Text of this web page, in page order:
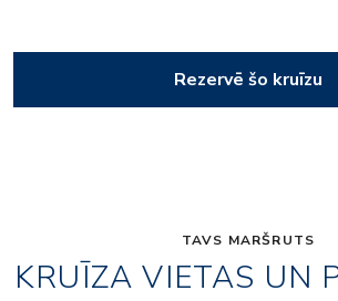
Rezervē šo kruīzu
TAVS MARŠRUTS
KRUĪZA VIETAS UN